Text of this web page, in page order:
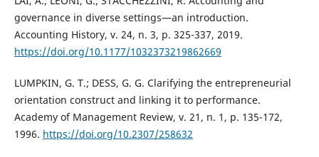
governance in diverse settings—an introduction.
Accounting History, v. 24, n. 3, p. 325-337, 2019.
https://doi.org/10.1177/1032373219862669
LUMPKIN, G. T.; DESS, G. G. Clarifying the entrepreneurial
orientation construct and linking it to performance.
Academy of Management Review, v. 21, n. 1, p. 135-172,
1996. https://doi.org/10.2307/258632